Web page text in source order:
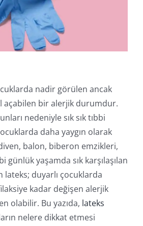
İşlemler
nadir görülen ancak
açabilen bir alerjik durumdur.
nedeniyle sık sık tıbbi
daha yaygın olarak
balon, biberon emzikleri,
günlük yaşamda sık karşılaşılan
duyarlı çocuklarda
kadar değişen alerjik
olabilir. Bu yazıda, lateks
nelere dikkat etmesi